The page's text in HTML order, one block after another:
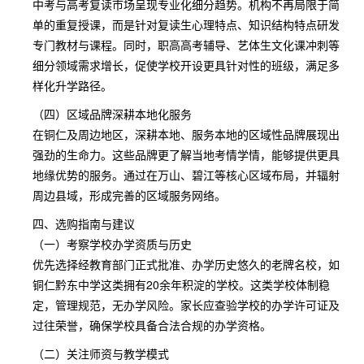
中考与高考复读市场呈现专业化细分趋势。机构不再局限于简
单的重复授课，而是针对复读生心理特点、知识结构特点研发
专门教材与课程。同时，职高高考辅导、艺体生文化课冲刺等
细分领域需求增长，促使学校开设更具针对性的班级，满足多
样化升学路径。
（四）区域品牌深耕本地化服务
在铜仁及周边地区，深耕本地、服务本地的区域性品牌展现出
强劲的生命力。这些品牌更了解当地考情学情，能够提供更具
地缘优势的服务。通过在万山、碧江等核心区域布局，并辐射
周边县域，形成完善的区域服务网络。
四、选购指南与建议
（一）考察学校办学资质与历史
优先选择经教育部门正式批准、办学历史悠久的老牌名校，如
铜仁黔东中学这类拥有20余年积淀的学校。这类学校体制稳
定，管理规范，无办学风险。家长应查验学校的办学许可证及
过往荣誉，确保学校具备合法合规的办学资格。
（二）关注师资与教学模式